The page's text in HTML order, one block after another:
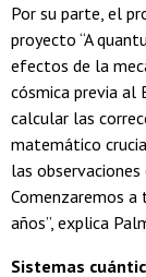
Por su parte, el
proyecto “A
efectos de la
cósmica previa al
calcular las
matemático
las
Comenzaremos
años”, explica
Sistemas